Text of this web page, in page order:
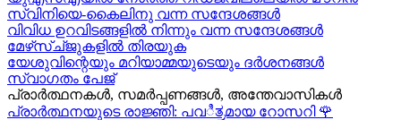
സ്വിനിയെ-കൈലിനു വന്ന സന്ദേശങ്ങള്‍
വിവിധ ഉറവിടങ്ങളിൽ നിന്നും വന്ന സന്ദേശങ്ങൾ
മേഴ്‍സ്ച്ജുകളിൽ തിരയുക
യേശുവിന്റെയും മറിയാമ്മയുടെയും ദർശനങ്ങൾ
സ്വാഗതം പേജ്
പ്രാർത്ഥനകൾ, സമർപ്പണങ്ങൾ, അന്തേവാസികൾ
പ്രാർത്ഥനയുടെ രാജ്ഞി: പവಿತ್ರമായ റോസറി 🌹